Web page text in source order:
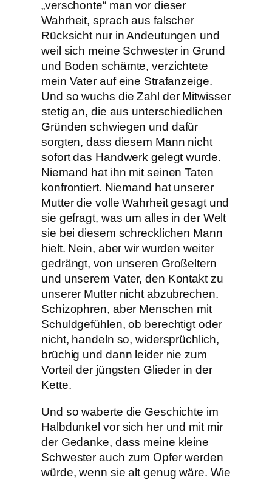
„verschonte“ man vor dieser
Wahrheit, sprach aus falscher
Rücksicht nur in Andeutungen und
weil sich meine Schwester in Grund
und Boden schämte, verzichtete
mein Vater auf eine Strafanzeige.
Und so wuchs die Zahl der Mitwisser
stetig an, die aus unterschiedlichen
Gründen schwiegen und dafür
sorgten, dass diesem Mann nicht
sofort das Handwerk gelegt wurde.
Niemand hat ihn mit seinen Taten
konfrontiert. Niemand hat unserer
Mutter die volle Wahrheit gesagt und
sie gefragt, was um alles in der Welt
sie bei diesem schrecklichen Mann
hielt. Nein, aber wir wurden weiter
gedrängt, von unseren Großeltern
und unserem Vater, den Kontakt zu
unserer Mutter nicht abzubrechen.
Schizophren, aber Menschen mit
Schuldgefühlen, ob berechtigt oder
nicht, handeln so, widersprüchlich,
brüchig und dann leider nie zum
Vorteil der jüngsten Glieder in der
Kette.
Und so waberte die Geschichte im
Halbdunkel vor sich her und mit mir
der Gedanke, dass meine kleine
Schwester auch zum Opfer werden
würde, wenn sie alt genug wäre. Wie